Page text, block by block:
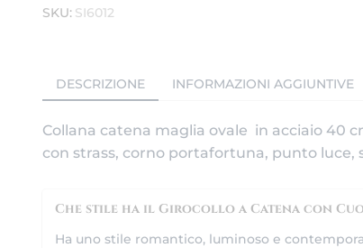
SKU: SI6012
DESCRIZIONE INFORMAZIONI AGGIUNTIVE
Collana catena maglia ovale in acciaio 40
con strass, corno portafortuna, punto luce,
Che stile ha il Girocollo a Catena con
Ha uno stile romantico, luminoso e